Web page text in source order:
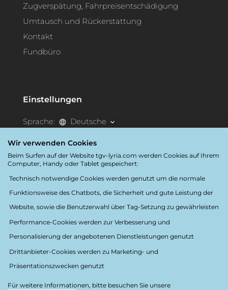
Zugverspätung, Fahrpreisentschädigung
Umtausch und Rückerstattung
Kontakt
Fundbüro
Einstellungen
Sprache:
Deutsche
Barrierefreiheit
Folgen Sie uns
Wir verwenden Cookies
Beim Surfen auf der Website tgv-lyria.com werden Cookies auf Ihrem
Computer, Handy oder Tablet gespeichert:
Technisch notwendige Cookies werden genutzt um die normale
Funktionsweise des Chatbots, die Sicherheit und gute Leistung der
Website, sowie die Benutzerwahl über Tag-Setzung zu gewährleisten
Performance-Cookies werden zur Verbesserung und
Personalisierung der angebotenen Dienstleistungen genutzt
Drittanbieter-Cookies werden zu Marketing- und
Präsentationszwecken genutzt
Für weitere Informationen, bitte besuchen Sie unsere